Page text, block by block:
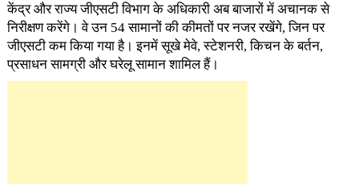
केंद्र और राज्य जीएसटी विभाग के अधिकारी अब बाजारों में अचानक से
निरीक्षण करेंगे। वे उन 54 सामानों की कीमतों पर नजर रखेंगे, जिन पर
जीएसटी कम किया गया है। इनमें सूखे मेवे, स्टेशनरी, किचन के बर्तन,
प्रसाधन सामग्री और घरेलू सामान शामिल हैं।